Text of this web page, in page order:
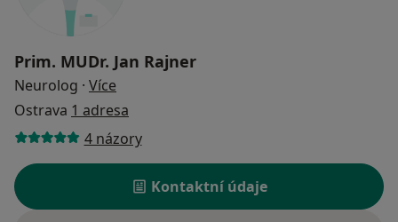
Prim. MUDr. Jan Rajner
Neurolog · Více
Ostrava 1 adresa
4 názory
Kontaktní údaje